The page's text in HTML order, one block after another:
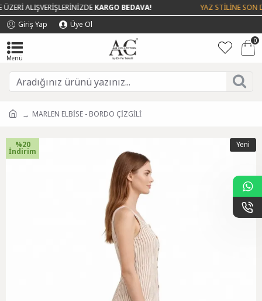
ALIŞVERİŞLERİNİZDEKARGO BEDAVA!
YAZ STİLİNE SON
Giriş Yap
Üye Ol
0
MARLEN ELBİSE - BORDO ÇİZGİLİ
Yeni
%20
İndirim